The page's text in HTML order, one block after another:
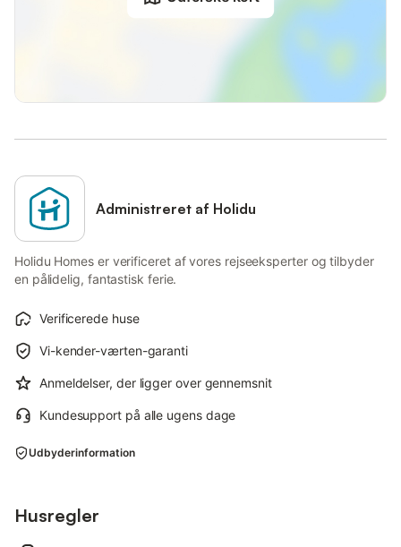
Administreret af Holidu
Holidu Homes er verificeret af vores rejseeksperter og tilbyder
en pålidelig, fantastisk ferie.
Verificerede huse
Vi-kender-værten-garanti
Anmeldelser, der ligger over gennemsnit
Kundesupport på alle ugens dage
Udbyderinformation
Husregler